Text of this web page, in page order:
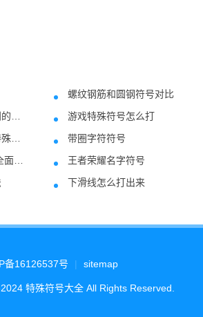
螺纹钢筋和圆钢符号对比
游戏特殊符号怎么打
带圈字符符号
王者荣耀名字符号
下滑线怎么打出来
备16126537号 | sitemap
特殊符号大全 All Rights Reserved.